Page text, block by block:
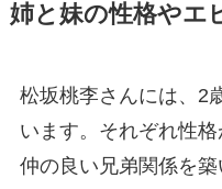
姉と妹の性格やエ
松坂桃李さんには、2
います。それぞれ性
仲の良い兄弟関係を築